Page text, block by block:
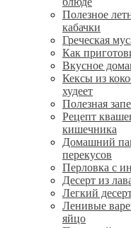
Полезное
кабачки
Греческая
Как
Вкусное
Кексы из
худеет
Полезная
Рецепт
кишечника
Домашний
перекусов
Перловка с
Десерт из
Легкий
Ленивые
яйцо